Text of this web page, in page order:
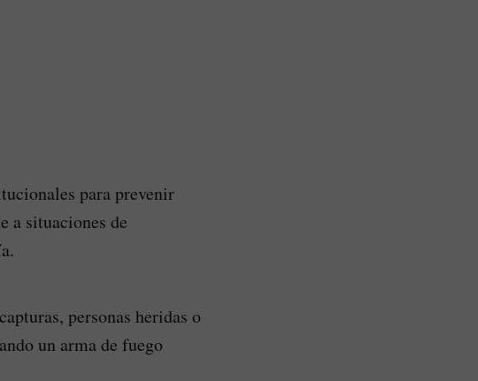
para prevenir
a situaciones de
personas heridas o
un arma de fuego